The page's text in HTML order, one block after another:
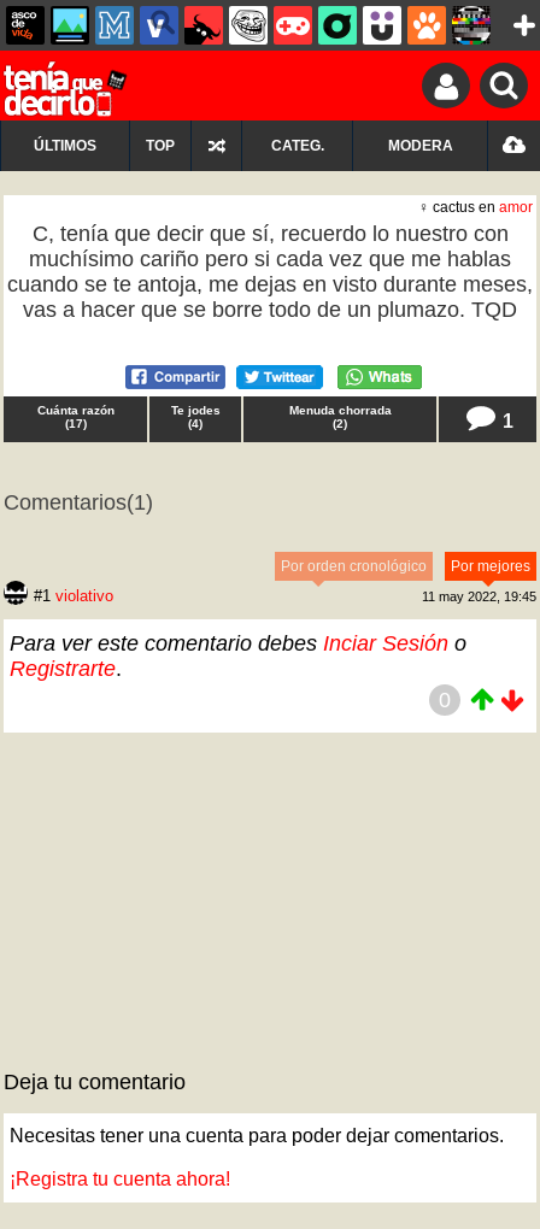
ÚLTIMOS TOP CATEG. MODERA
♀ cactus en amor
C, tenía que decir que sí, recuerdo lo nuestro con
muchísimo cariño pero si cada vez que me hablas
cuando se te antoja, me dejas en visto durante meses,
vas a hacer que se borre todo de un plumazo. TQD
Cuánta razón
(17)
Te jodes
(4)
Menuda chorrada
(2) 1
Comentarios(1)
Por mejores
Por orden cronológico
#1 violativo 11 may 2022, 19:45
Para ver este comentario debes Inciar Sesión o
Registrarte.
0
Deja tu comentario
Necesitas tener una cuenta para poder dejar comentarios.
¡Registra tu cuenta ahora!